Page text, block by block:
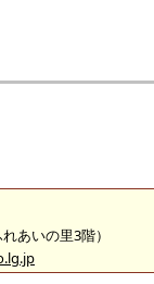
あいの里3階）